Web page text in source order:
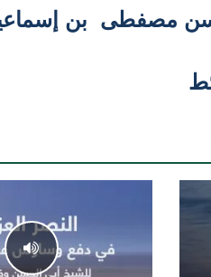
مصفطى بن